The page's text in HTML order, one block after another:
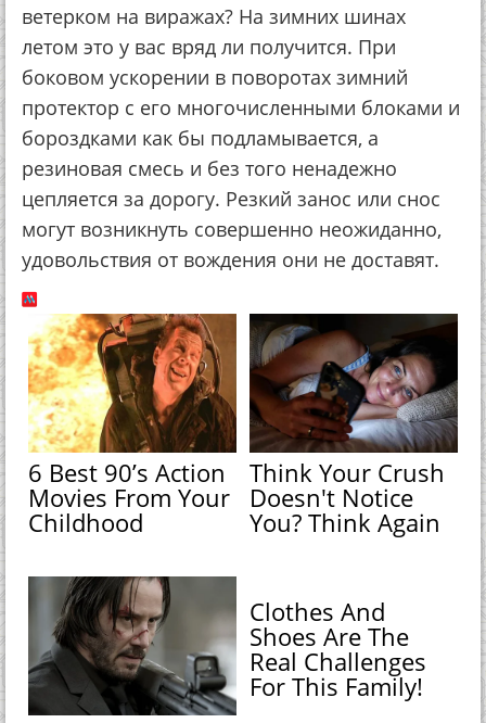
ветерком на виражах? На зимних шинах
летом это у вас вряд ли получится. При
боковом ускорении в поворотах зимний
протектор с его многочисленными блоками и
бороздками как бы подламывается, а
резиновая смесь и без того ненадежно
цепляется за дорогу. Резкий занос или снос
могут возникнуть совершенно неожиданно,
удовольствия от вождения они не доставят.
6 Best 90’s Action
Movies From Your
Childhood
Think Your Crush
Doesn't Notice
You? Think Again
Clothes And
Shoes Are The
Real Challenges
For This Family!